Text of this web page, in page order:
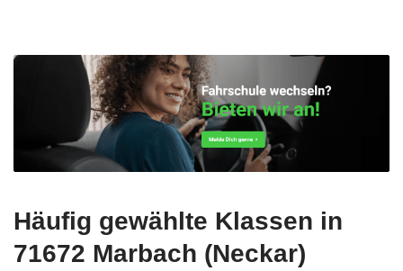
Häufig gewählte Klassen in
71672 Marbach (Neckar)